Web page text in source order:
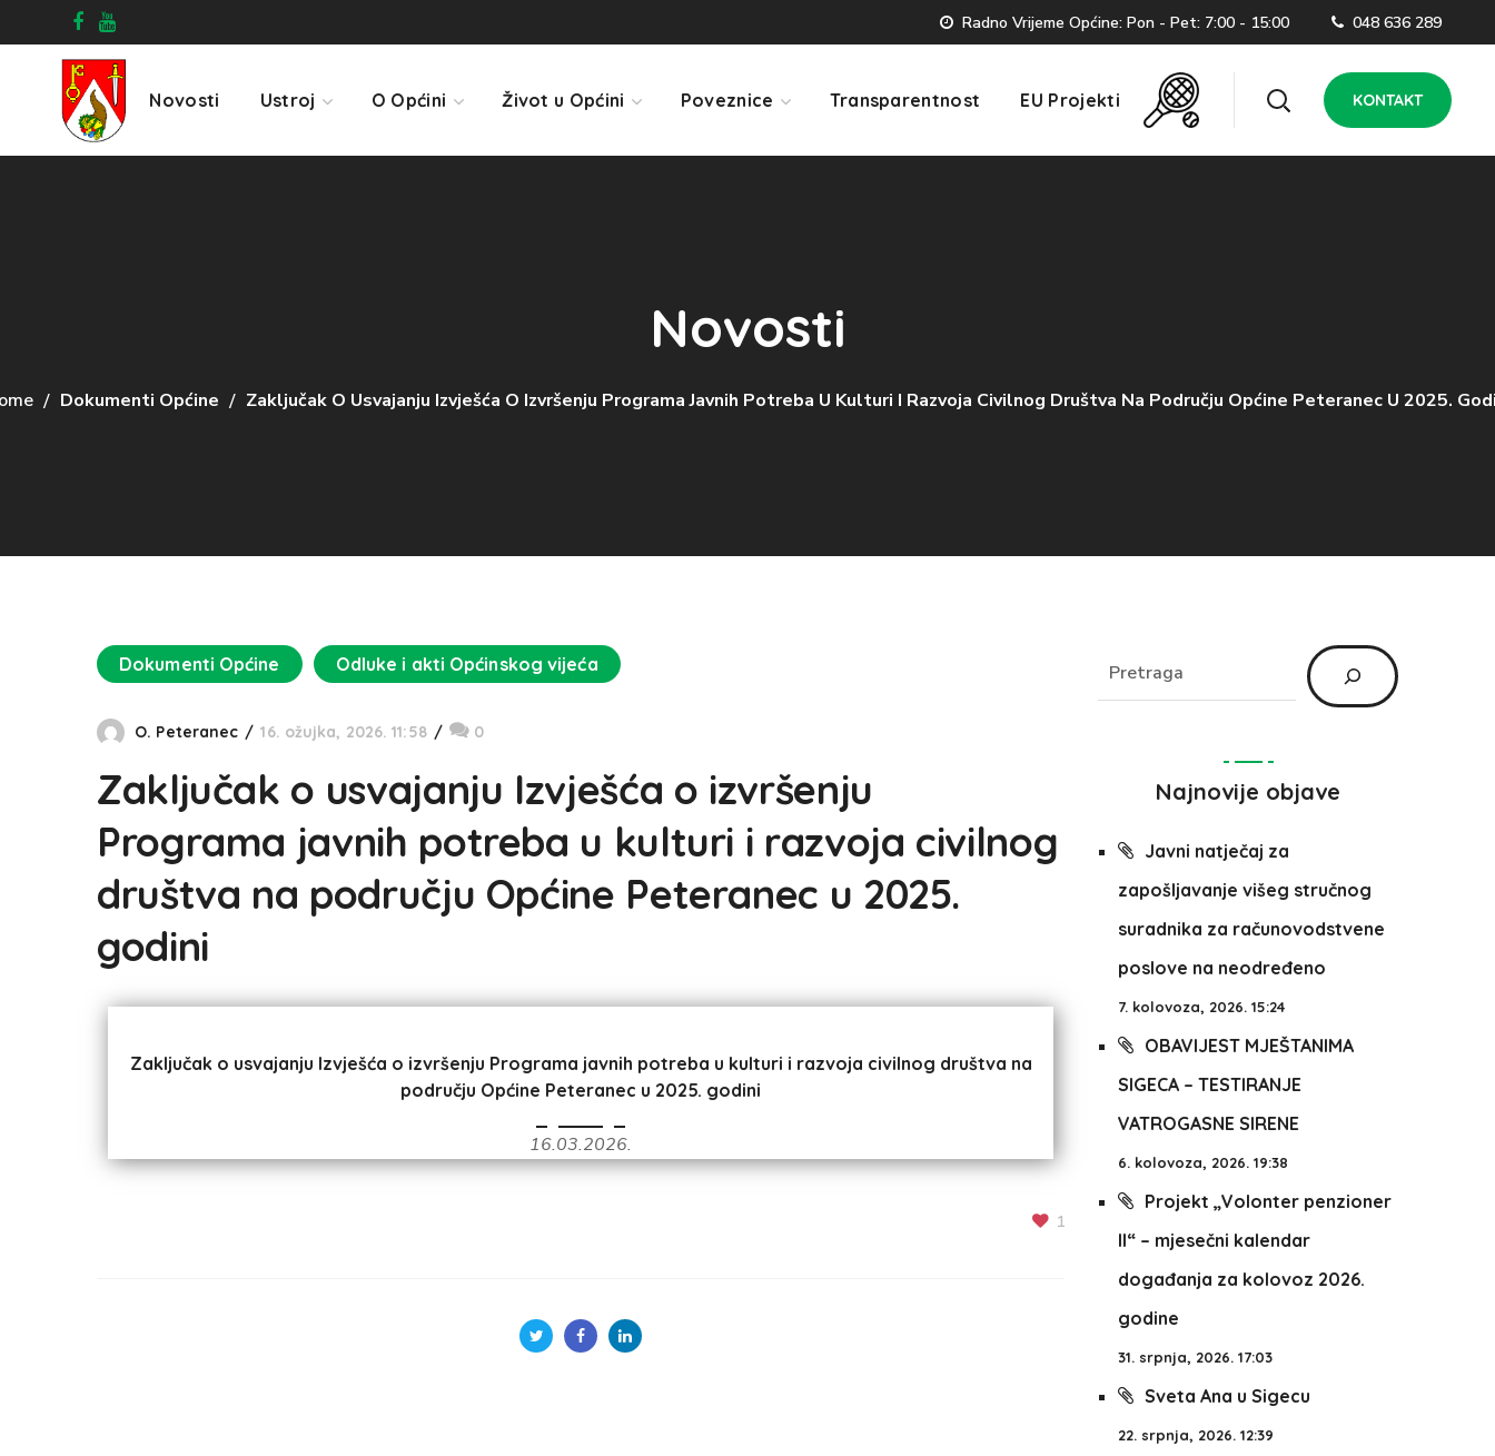
Radno Vrijeme Općine: Pon - Pet: 7:00 - 15:00 048 636 289
Novosti Ustroj O Općini Život u Općini Poveznice Transparentnost EU Projekti KONTAKT
Novosti
Dokumenti Općine Zaključak O Usvajanju Izvješća O Izvršenju Programa Javnih Potreba U Kulturi I Razvoja Civilnog Društva Na Području Općine Peteranec U 2025.
Dokumenti Općine Odluke i akti Općinskog vijeća
O. Peteranec 16. ožujka, 2026. 11:58 0
Zaključak o usvajanju Izvješća o izvršenju
Programa javnih potreba u kulturi i razvoja civilnog
društva na području Općine Peteranec u 2025.
godini
Zaključak o usvajanju Izvješća o izvršenju Programa javnih potreba u kulturi i razvoja civilnog društva na
području Općine Peteranec u 2025. godini
16.03.2026.
1
Najnovije objave
Javni natječaj za
zapošljavanje višeg stručnog
suradnika za računovodstvene
poslove na neodređeno
7. kolovoza, 2026. 15:24
OBAVIJEST MJEŠTANIMA
SIGECA – TESTIRANJE
VATROGASNE SIRENE
6. kolovoza, 2026. 19:38
Projekt „Volonter penzioner
II“ – mjesečni kalendar
događanja za kolovoz 2026.
godine
31. srpnja, 2026. 17:03
Sveta Ana u Sigecu
22. srpnja, 2026. 12:39